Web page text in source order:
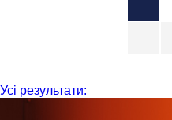
Усі результати: